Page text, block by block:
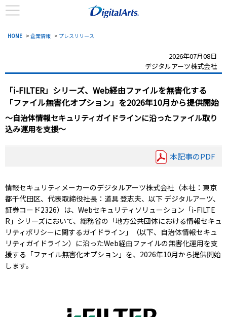
HOME > 企業情報 > プレスリリース
2026年07月08日
デジタルアーツ株式会社
「i-FILTER」シリーズ、Web経由ファイルを無害化する
「ファイル無害化オプション」を2026年10月から提供開始
～自治体情報セキュリティガイドラインに沿ったファイル取り
込み運用を支援～
本記事のPDF
情報セキュリティメーカーのデジタルアーツ株式会社（本社：東京
都千代田区、代表取締役社長：道具 登志夫、以下 デジタルアーツ、
証券コード2326）は、Webセキュリティソリューション「i-FILTE
R」シリーズにおいて、総務省の「地方公共団体における情報セキュ
リティポリシーに関するガイドライン」（以下、自治体情報セキュ
リティガイドライン）に沿ったWeb経由ファイルの無害化運用を支
援する「ファイル無害化オプション」を、2026年10月から提供開始
します。